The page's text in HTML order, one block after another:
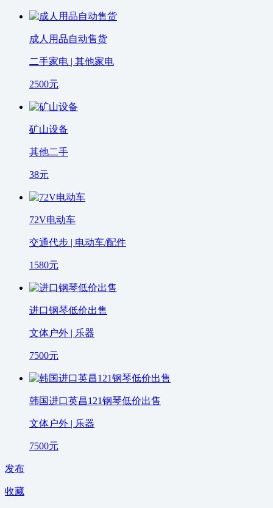
成人用品自动售货
二手家电 | 其他家电
2500元
矿山设备
其他二手
38元
72V电动车
交通代步 | 电动车/配件
1580元
进口钢琴低价出售
文体户外 | 乐器
7500元
韩国进口英昌121钢琴低价出售
文体户外 | 乐器
7500元
发布
收藏